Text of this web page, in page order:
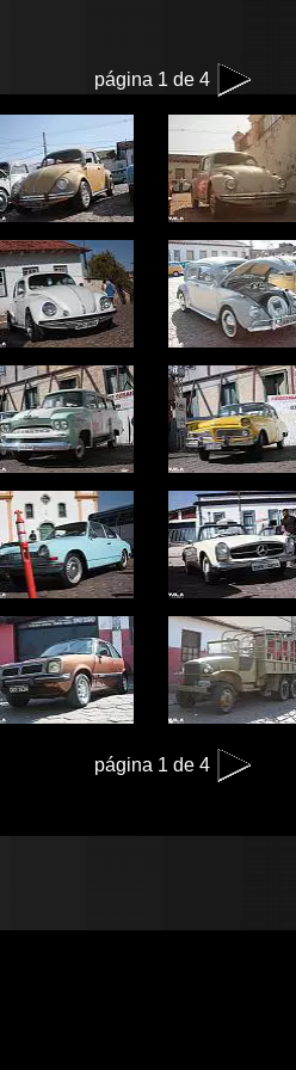
página 1 de 4
página 1 de 4